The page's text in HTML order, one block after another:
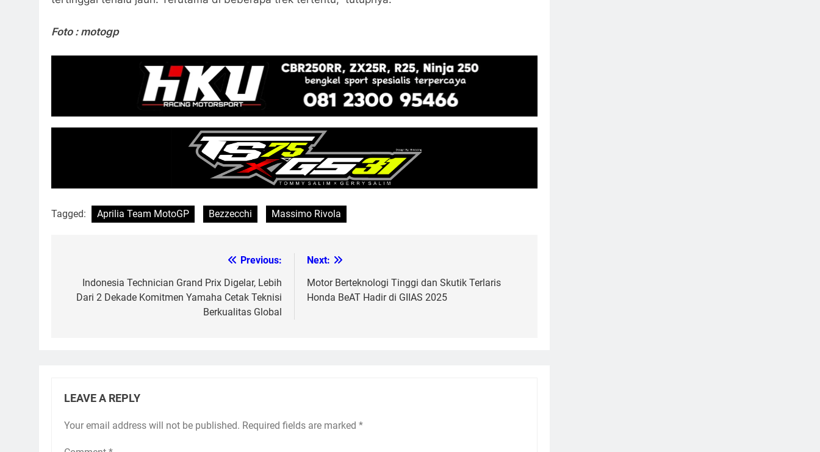
Foto : motogp
Tagged: Aprilia Team MotoGP Bezzecchi Massimo Rivola
navigation
Previous:
Indonesia Technician Grand Prix Digelar, Lebih
Dari 2 Dekade Komitmen Yamaha Cetak Teknisi
Berkualitas Global
Next:
Motor Berteknologi Tinggi dan Skutik Terlaris
Honda BeAT Hadir di GIIAS 2025
LEAVE A REPLY
Your email address will not be published. Required fields are marked *